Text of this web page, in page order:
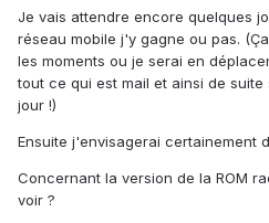
Je vais attendre encore quelques
réseau mobile j'y gagne ou pas.
les moments ou je serai en
tout ce qui est mail et ainsi de
jour !)
Ensuite j'envisagerai certainement
Concernant la version de la ROM
voir ?